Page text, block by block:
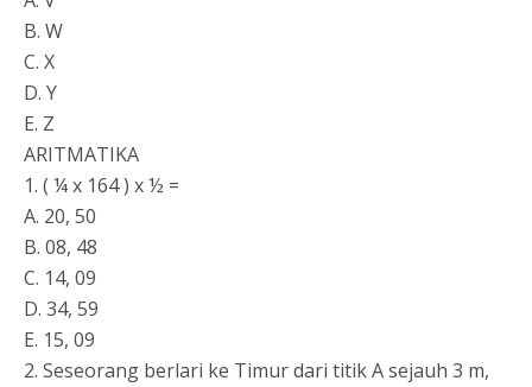
B. W
C. X
D. Y
E. Z
ARITMATIKA
1. ( ¼ x 164 ) x ½ =
A. 20, 50
B. 08, 48
C. 14, 09
D. 34, 59
E. 15, 09
2. Seseorang berlari ke Timur dari titik A sejauh 3 m,